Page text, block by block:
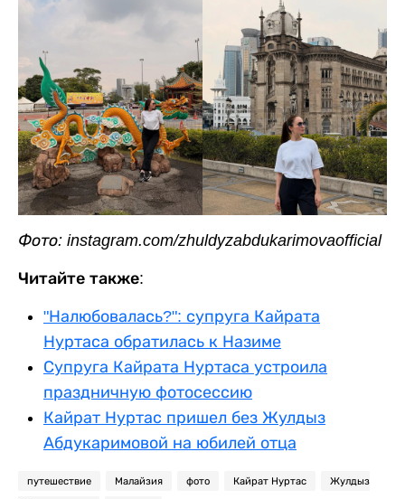
Фото: instagram.com/zhuldyzabdukarimovaofficial
Читайте также:
"Налюбовалась?": супруга Кайрата
Нуртаса обратилась к Назиме
Супруга Кайрата Нуртаса устроила
праздничную фотосессию
Кайрат Нуртас пришел без Жулдыз
Абдукаримовой на юбилей отца
путешествие Малайзия фото Кайрат Нуртас Жулдыз